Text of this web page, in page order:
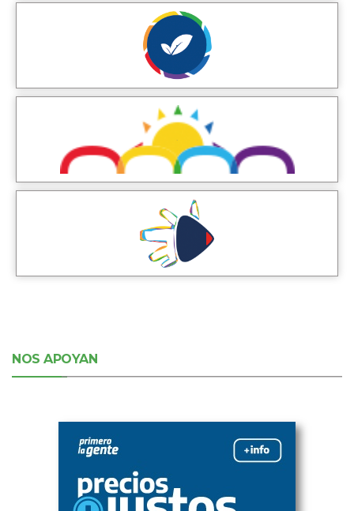
NOS APOYAN